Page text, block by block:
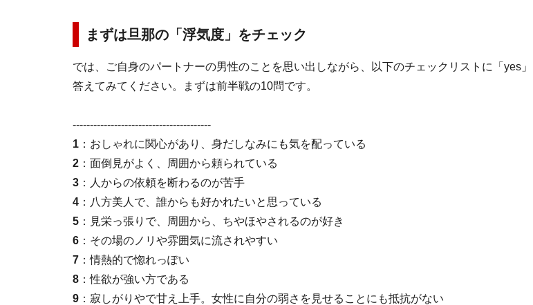
まずは旦那の「浮気度」をチェック
では、ご自身のパートナーの男性のことを思い出しながら、以下のチェックリストに「yes
答えてみてください。まずは前半戦の10問です。
----------------------------------------
1 ：おしゃれに関心があり、身だしなみにも気を配っている
2 ：面倒見がよく、周囲から頼られている
3 ：人からの依頼を断わるのが苦手
4 ：八方美人で、誰からも好かれたいと思っている
5 ：見栄っ張りで、周囲から、ちやほやされるのが好き
6 ：その場のノリや雰囲気に流されやすい
7 ：情熱的で惚れっぽい
8 ：性欲が強い方である
9 ：寂しがりやで甘え上手。女性に自分の弱さを見せることにも抵抗がない